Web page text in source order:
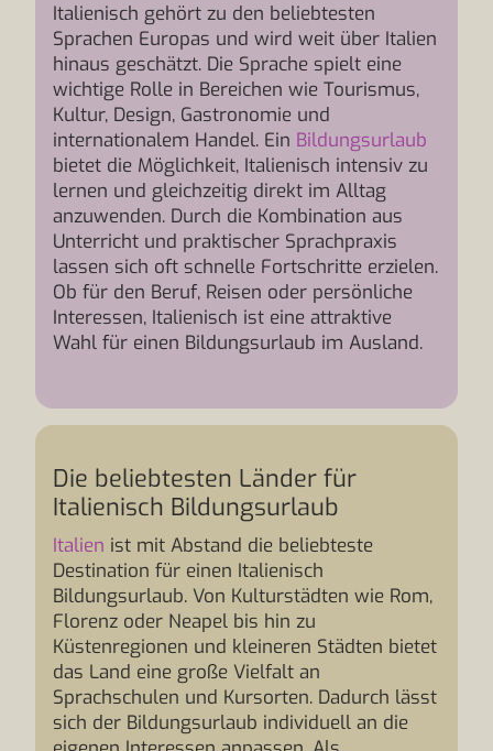
Italienisch gehört zu den beliebtesten
Sprachen Europas und wird weit über Italien
hinaus geschätzt. Die Sprache spielt eine
wichtige Rolle in Bereichen wie Tourismus,
Kultur, Design, Gastronomie und
internationalem Handel. Ein Bildungsurlaub
bietet die Möglichkeit, Italienisch intensiv zu
lernen und gleichzeitig direkt im Alltag
anzuwenden. Durch die Kombination aus
Unterricht und praktischer Sprachpraxis
lassen sich oft schnelle Fortschritte erzielen.
Ob für den Beruf, Reisen oder persönliche
Interessen, Italienisch ist eine attraktive
Wahl für einen Bildungsurlaub im Ausland.
Die beliebtesten Länder für
Italienisch Bildungsurlaub
Italien ist mit Abstand die beliebteste
Destination für einen Italienisch
Bildungsurlaub. Von Kulturstädten wie Rom,
Florenz oder Neapel bis hin zu
Küstenregionen und kleineren Städten bietet
das Land eine große Vielfalt an
Sprachschulen und Kursorten. Dadurch lässt
sich der Bildungsurlaub individuell an die